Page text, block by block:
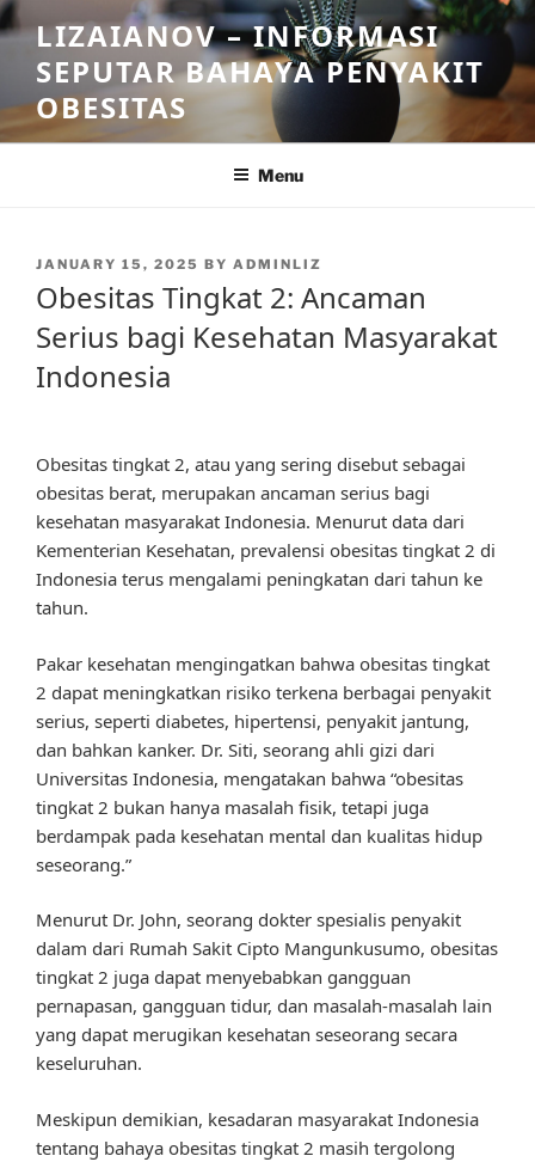
Skip
to
content
LIZAIANOV – INFORMASI
SEPUTAR BAHAYA PENYAKIT
OBESITAS
Menu
POSTED
JANUARY 15, 2025 BY ADMINLIZ
Obesitas Tingkat 2: Ancaman
Serius bagi Kesehatan Masyarakat
Indonesia
Obesitas tingkat 2, atau yang sering disebut sebagai
obesitas berat, merupakan ancaman serius bagi
kesehatan masyarakat Indonesia. Menurut data dari
Kementerian Kesehatan, prevalensi obesitas tingkat 2 di
Indonesia terus mengalami peningkatan dari tahun ke
tahun.
Pakar kesehatan mengingatkan bahwa obesitas tingkat
2 dapat meningkatkan risiko terkena berbagai penyakit
serius, seperti diabetes, hipertensi, penyakit jantung,
dan bahkan kanker. Dr. Siti, seorang ahli gizi dari
Universitas Indonesia, mengatakan bahwa “obesitas
tingkat 2 bukan hanya masalah fisik, tetapi juga
berdampak pada kesehatan mental dan kualitas hidup
seseorang.”
Menurut Dr. John, seorang dokter spesialis penyakit
dalam dari Rumah Sakit Cipto Mangunkusumo, obesitas
tingkat 2 juga dapat menyebabkan gangguan
pernapasan, gangguan tidur, dan masalah-masalah lain
yang dapat merugikan kesehatan seseorang secara
keseluruhan.
Meskipun demikian, kesadaran masyarakat Indonesia
tentang bahaya obesitas tingkat 2 masih tergolong